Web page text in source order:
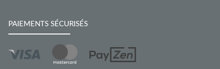
PAIEMENTS SÉCURISÉS